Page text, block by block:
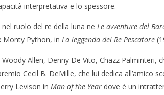
interpretativa e lo spessore.
ruolo del re della luna ne Le avventure del
Monty Python, in La leggenda del Re Pescatore
Allen, Denny De Vito, Chazz Palminteri,
Cecil B. DeMille, che lui dedica all’amico
Levison in Man of the Yeardove è un